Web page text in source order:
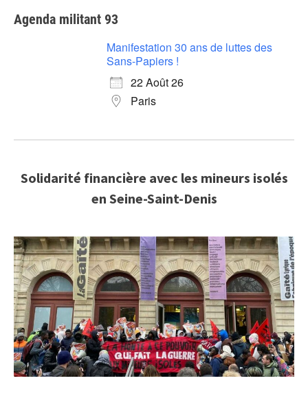
Agenda militant 93
Manifestation 30 ans de luttes des
Sans-Papiers !
22 Août 26
Paris
Solidarité financière avec les mineurs isolés
en Seine-Saint-Denis